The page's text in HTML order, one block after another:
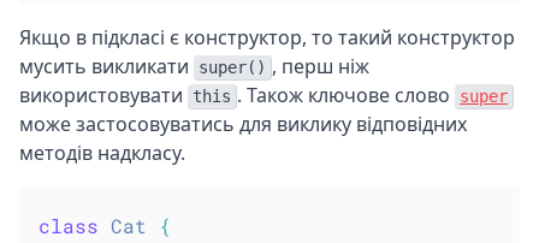
Якщо в підкласі є конструктор, то такий конструктор
мусить викликати
super() , перш ніж
використовувати
this . Також ключове слово super
може застосовуватись для виклику відповідних
методів надкласу.
class Cat
{